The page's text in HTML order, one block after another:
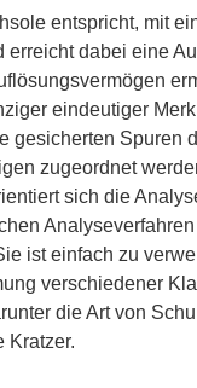
entspricht, mit
erreicht dabei eine
eindeutiger
gesicherten Spuren
zugeordnet
sich die
ist einfach zu
verschiedener
die Art von
Kratzer.